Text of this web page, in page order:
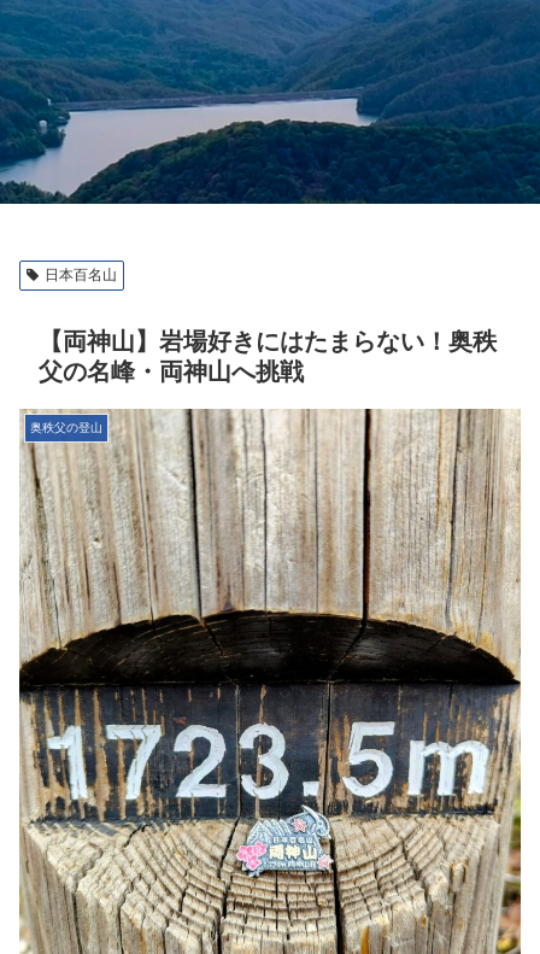
日本百名山
【両神山】岩場好きにはたまらない！奥秩
父の名峰・両神山へ挑戦
奥秩父の登山